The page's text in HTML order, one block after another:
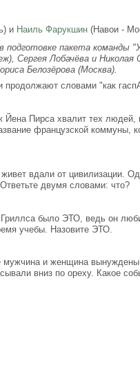
и Наиль Фарукшин (Навои -
подготовке пакета команды
Сергея Лобачёва и Николая
Белозёрова (Москва).
продолжают словами "как
Йена Пирса хвалит тех
французской коммуны,
вдали от цивилизации.
двумя словами: что?
было ЭТО, ведь он
учебы. Назовите ЭТО.
мужчина и женщина
вниз по ореху. Какое